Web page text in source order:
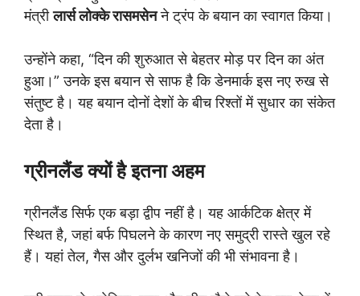
मंत्रीलार्स लोक्के रासमसेनने ट्रंप के बयान का स्वागत किया।
उन्होंने कहा, “दिन की शुरुआत से बेहतर मोड़ पर दिन का अंत
हुआ।” उनके इस बयान से साफ है कि डेनमार्क इस नए रुख से
संतुष्ट है। यह बयान दोनों देशों के बीच रिश्तों में सुधार का संकेत
देता है।
ग्रीनलैंड क्यों है इतना अहम
ग्रीनलैंड सिर्फ एक बड़ा द्वीप नहीं है। यह आर्कटिक क्षेत्र में
स्थित है, जहां बर्फ पिघलने के कारण नए समुद्री रास्ते खुल रहे
हैं। यहां तेल, गैस और दुर्लभ खनिजों की भी संभावना है।